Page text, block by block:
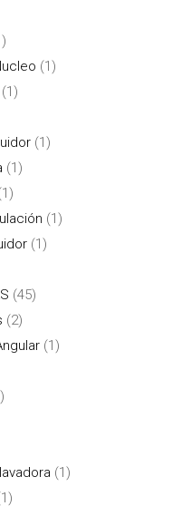
(1)
(1)
(1)
(1)
(1)
(1)
(45)
(2)
(1)
(1)